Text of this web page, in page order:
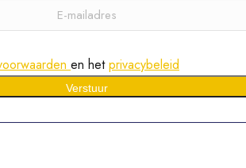
en hetprivacybeleid
Verstuur